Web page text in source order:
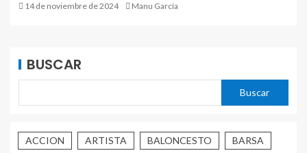
14 de noviembre de 2024 Manu García
BUSCAR
Buscar
ACCION ARTISTA BALONCESTO
BARSA